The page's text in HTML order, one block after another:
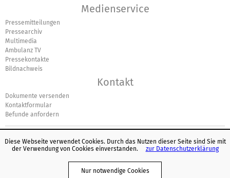
Medienservice
Pressemitteilungen
Pressearchiv
Multimedia
Ambulanz TV
Pressekontakte
Bildnachweis
Kontakt
Dokumente versenden
Kontaktformular
Befunde anfordern
© Europäisches Logo für einfaches Lesen: Inclusion Europe. Weitere
www.leicht-lesbar.eu
Diese Webseite verwendet Cookies. Durch das Nutzen dieser Seite sind Sie mit
der Verwendung von Cookies einverstanden.
zur Datenschutzerklärung
Nur notwendige Cookies